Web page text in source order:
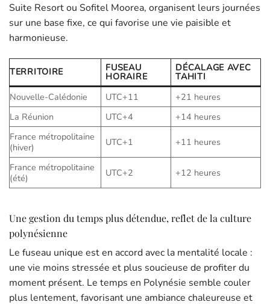
Suite Resort ou Sofitel Moorea, organisent leurs journées
sur une base fixe, ce qui favorise une vie paisible et
harmonieuse.
TERRITOIRE FUSEAU
HORAIRE
DÉCALAGE AVEC
TAHITI
Nouvelle-Calédonie
UTC+11
+21 heures
La Réunion
UTC+4
+14 heures
France métropolitaine
(hiver)
UTC+1 +11 heures
France métropolitaine
(été)
UTC+2 +12 heures
Une gestion du temps plus détendue, reflet de la culture
polynésienne
Le fuseau unique est en accord avec la mentalité locale :
une vie moins stressée et plus soucieuse de profiter du
moment présent. Le temps en Polynésie semble couler
plus lentement, favorisant une ambiance chaleureuse et